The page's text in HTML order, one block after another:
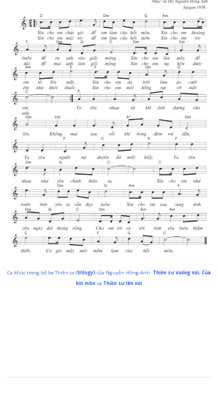
Ca khúc trong bộ ba Thiền ca (trilogy) của Nguyễn Hồng-Anh: Thiền sư xuống núi, Của
hồi môn và Thiền sư lên núi